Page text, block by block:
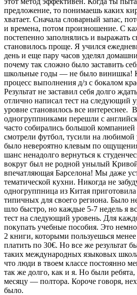
предложение, то понимаешь каких
хватает. Сначала словарный запас,
и времена, потом произношение. С
постепенно заполнялись и выражать
становилось проще. Я учился
день и еще пару часов уделял
почему так сложно было заставить
школьные годы — не было винишка!
процесс выполнения д/з с бокалом
Результат не заставил себя долго
отлично написал тест на следующий
уровне становилось все интереснее.
одногруппниками перешли с
часто собирались большой
смотрели футбол, тусили на любимой
было невероятно клевым по
шанс ненадолго вернуться к
вокруг был не родной унылый Кривой
впечатляющая Барселона! Мы даже
тематической кухни. Никогда не
одногруппница из Китая
типичных для своего региона. Было
шло быстро, но каждые 5-7 недель я
тест на следующий уровень. Для
покупать учебные пособия. Это
2 книги, которыми пользуешься
платить по 30€. Но все же результат
таких международных языковых
что люди в твоем классе постоянно
так же долго, как и я. Но были
месяцу — полтора. Короче говоря,
было.